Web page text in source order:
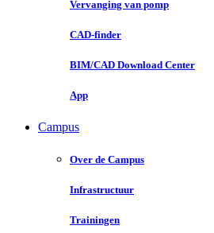
Vervanging van pomp
CAD-finder
BIM/CAD Download Center
App
Campus
Over de Campus
Infrastructuur
Trainingen